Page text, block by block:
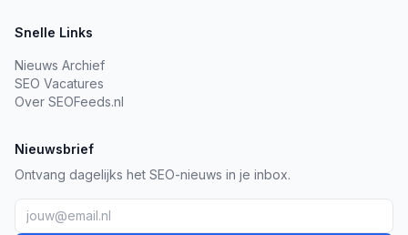
Snelle Links
Nieuws Archief
SEO Vacatures
Over SEOFeeds.nl
Nieuwsbrief
Ontvang dagelijks het SEO-nieuws in je inbox.